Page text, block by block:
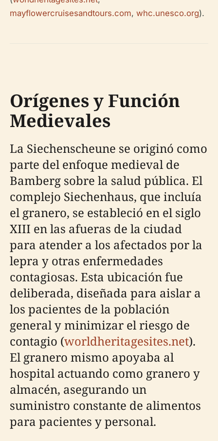
mayflowercruisesandtours.com, whc.unesco.org).
Orígenes y Función
Medievales
La Siechenscheune se originó como
parte del enfoque medieval de
Bamberg sobre la salud pública. El
complejo Siechenhaus, que incluía
el granero, se estableció en el siglo
XIII en las afueras de la ciudad
para atender a los afectados por la
lepra y otras enfermedades
contagiosas. Esta ubicación fue
deliberada, diseñada para aislar a
los pacientes de la población
general y minimizar el riesgo de
contagio (worldheritagesites.net).
El granero mismo apoyaba al
hospital actuando como granero y
almacén, asegurando un
suministro constante de alimentos
para pacientes y personal.